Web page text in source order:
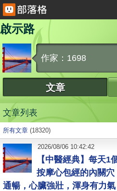
啟示路
作家：1698
文章
文章列表
所有文章 (18320)
【中醫經典】每天1
按摩心包經的內關
通暢，心臟強壯，渾身有力氣
2026/08/06 10:42:42